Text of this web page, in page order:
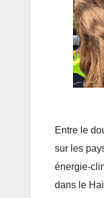
Entre le
sur les
énergie-
dans le